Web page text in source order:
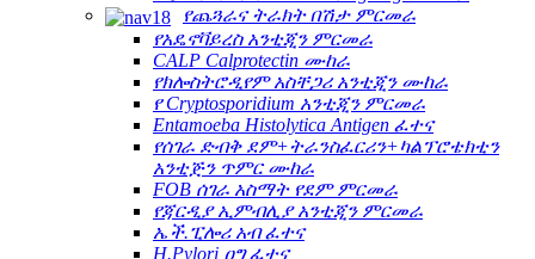
የጨጓራና ትራክት በሽታ ምርመራ
የአዴኖቫይረስ አንቲጂን ምርመራ
CALP Calprotectin ሙከራ
የክሎስትሮዲየም አስቸጋሪ አንቲጂን ሙከራ
የ Cryptosporidium አንቲጂን ምርመራ
Entamoeba Histolytica Antigen ፈተና
የሰገራ ድብቅ ደም+ትራንስፈርሪን+ካልፕሮቴክቲን
አንቲጅን ጥምር ሙከራ
FOB ሰገራ አስማት የደም ምርመራ
የጃርዲያ ኢምብሊያ አንቲጂን ምርመራ
ኤች.ፒሎሪ አብ ፈተና
H.Pylori ዐግ ፈተና